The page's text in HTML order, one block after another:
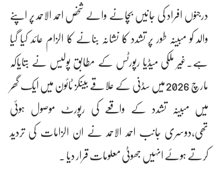
درجنوں افراد کی جانیں بچانے والے شخص احمد الاحمد پر اپنے
والد کو مبینہ طور پر تشدد کا نشانہ بنانے کا الزام عائد کیا گیا
ہے۔غیر ملکی میڈیا رپورٹس کے مطابق پولیس نے بتایاکہ
مارچ 2026 میں سڈنی کے علاقے بینکز ٹائون میں ایک گھر
میں مبینہ تشدد کے واقعے کی رپورٹ موصول ہوئی
تھی،دوسری جانب احمد الاحمد نے ان الزامات کی تردید
کرتے ہوئے انہیں جھوٹی معلومات قرار دیا ۔